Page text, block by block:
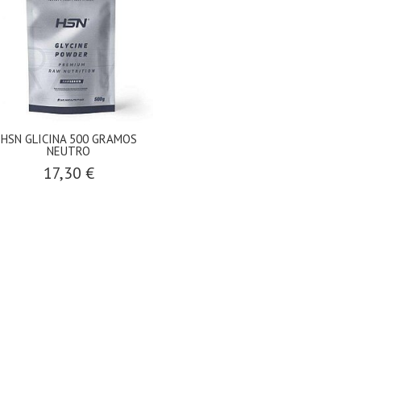
HSN GLICINA 500 GRAMOS
NEUTRO
17,30 €